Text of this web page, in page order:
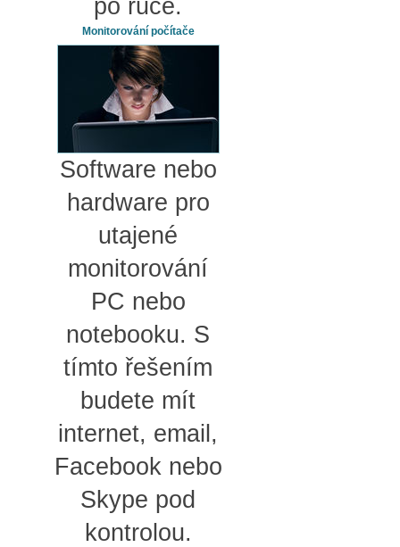
po ruce.
Monitorování počítače
Software nebo
hardware pro
utajené
monitorování
PC nebo
notebooku. S
tímto řešením
budete mít
internet, email,
Facebook nebo
Skype pod
kontrolou.